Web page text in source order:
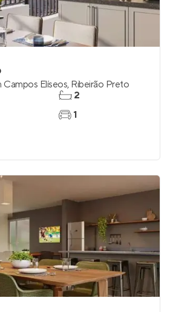
Campos Elíseos, Ribeirão Preto
2
1